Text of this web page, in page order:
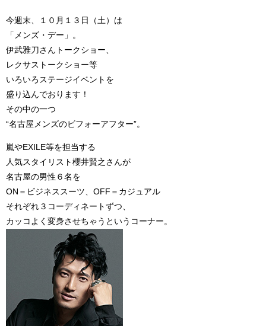
今週末、１０月１３日（土）は
「メンズ・デー」。
伊武雅刀さんトークショー、
レクサストークショー等
いろいろステージイベントを
盛り込んでおります！
その中の一つ
“名古屋メンズのビフォーアフター”。
嵐やEXILE等を担当する
人気スタイリスト櫻井賢之さんが
名古屋の男性６名を
ON＝ビジネススーツ、OFF＝カジュアル
それぞれ３コーディネートずつ、
カッコよく変身させちゃうというコーナー。